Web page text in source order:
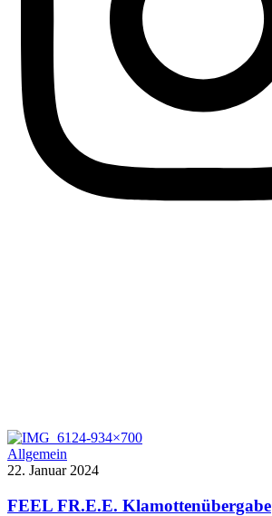
Allgemein
22. Januar 2024
FEEL FR.E.E. Klamottenübergabe